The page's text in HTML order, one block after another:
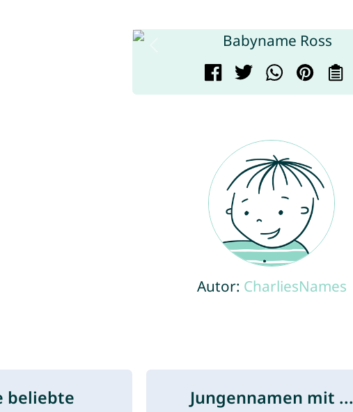
Autor: CharliesNames
beliebte
Jungennamen mit ...